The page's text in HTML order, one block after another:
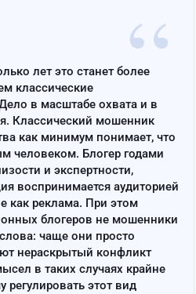
“
лет это станет более
классические
в масштабе охвата и в
Классический мошенник
как минимум понимает, что
человеком. Блогер годами
и экспертности,
воспринимается аудиторией
как реклама. При этом
блогеров не мошенники
чаще они просто
нераскрытый конфликт
в таких случаях крайне
этот вид